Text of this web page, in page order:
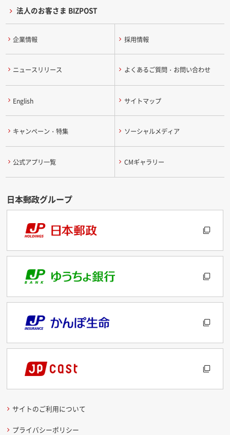
法人のお客さま BIZPOST
企業情報 採用情報
ニュースリリース よくあるご質問・お問い合わせ
English サイトマップ
キャンペーン・特集 ソーシャルメディア
公式アプリ一覧 CMギャラリー
サイトのご利用について
プライバシーポリシー